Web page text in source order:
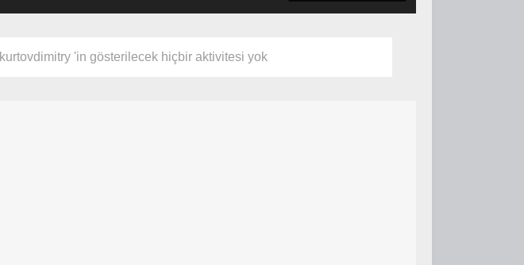
kurtovdimitry 'in gösterilecek hiçbir aktivitesi yok